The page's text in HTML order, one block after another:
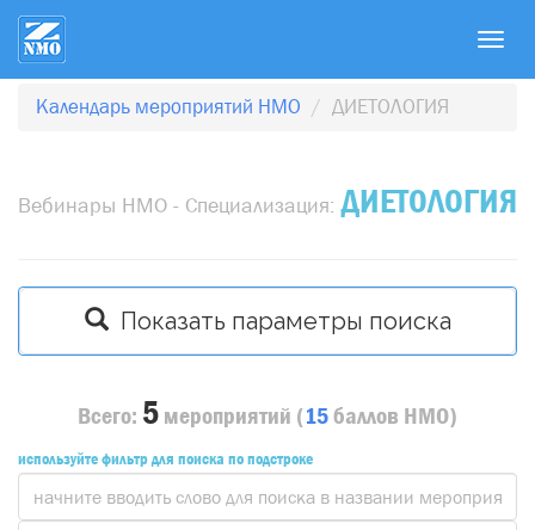
T
e
n
a
n
Календарь мероприятий НМО ДИЕТОЛОГИЯ
Вебинары НМО - Специализация:ДИЕТОЛОГИЯ
Показать параметры поиска
Всего: 5 мероприятий (15баллов НМО)
используйте фильтр для поиска по подстроке